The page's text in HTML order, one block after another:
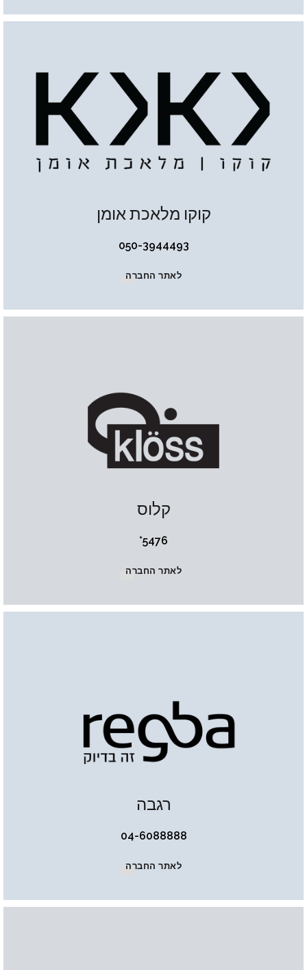
קוקו מלאכת אומן
050-3944493
לאתר החברה
קלוס
5476*
לאתר החברה
רגבה
04-6088888
לאתר החברה